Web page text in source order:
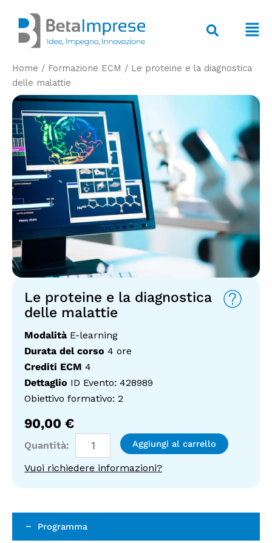
contenuto
Home / Formazione ECM / Le proteine e la diagnostica
delle malattie
Le proteine e la diagnostica
delle malattie
Modalità E-learning
Durata del corso 4 ore
Crediti ECM 4
Dettaglio ID Evento: 428989
Obiettivo formativo: 2
90,00 €
proteine
e
la
malattie
quantità
Aggiungi al carrello
Vuoi richiedere informazioni?
Programma